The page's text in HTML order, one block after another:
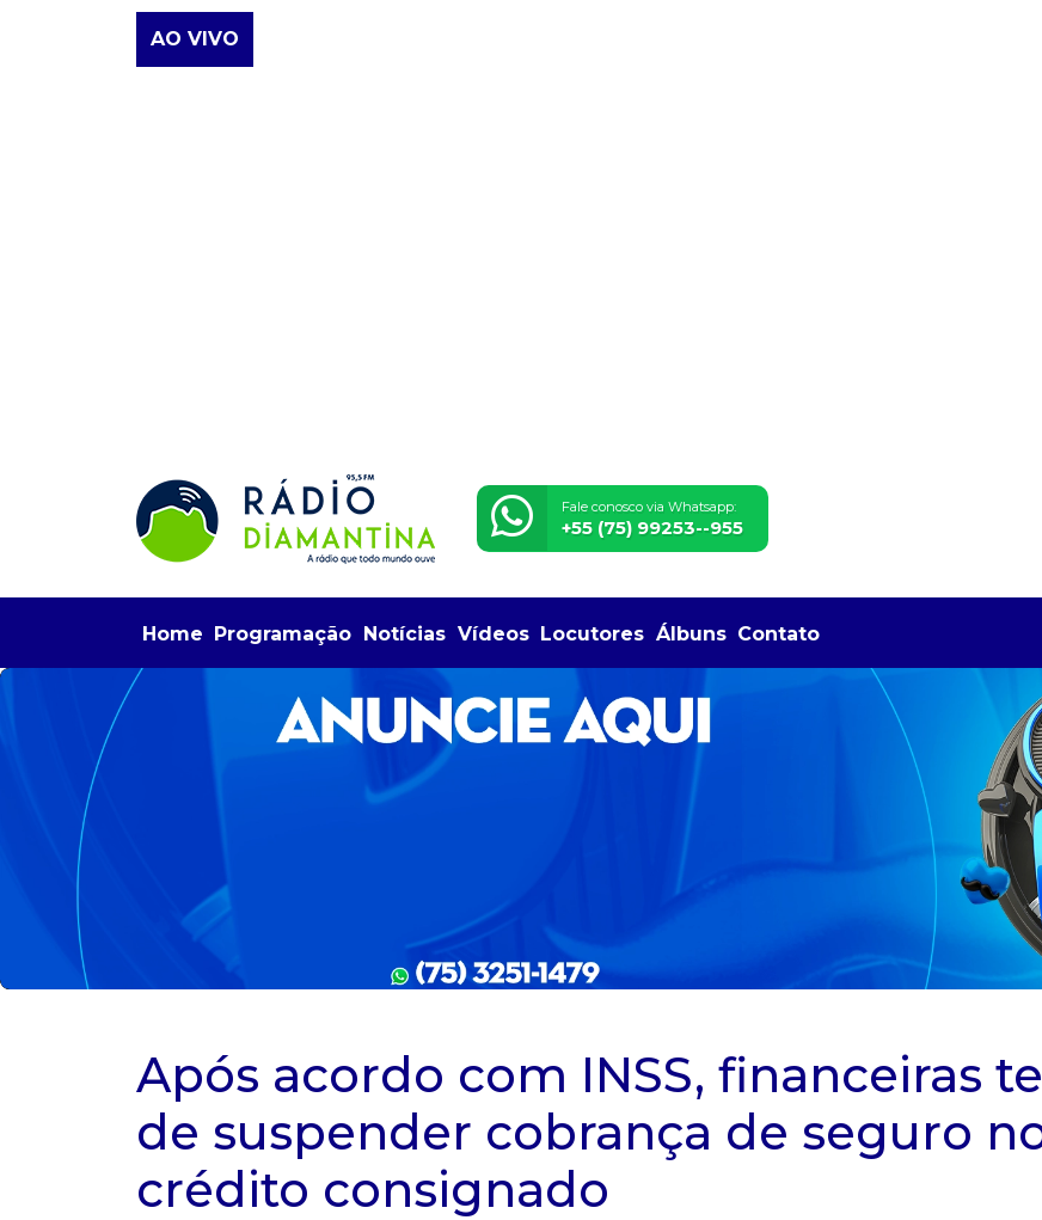
AO VIVO
Fale conosco via Whatsapp:
+55 (75) 99253--955
Home Programação Notícias Vídeos Locutores Álbuns Contato
Após acordo com INSS, financeiras
de suspender cobrança de seguro
crédito consignado